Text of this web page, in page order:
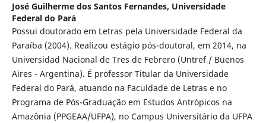
José Guilherme dos Santos Fernandes, Universidade
Federal do Pará
Possui doutorado em Letras pela Universidade Federal da
Paraíba (2004). Realizou estágio pós-doutoral, em 2014, na
Universidad Nacional de Tres de Febrero (Untref / Buenos
Aires - Argentina). É professor Titular da Universidade
Federal do Pará, atuando na Faculdade de Letras e no
Programa de Pós-Graduação em Estudos Antrópicos na
Amazônia (PPGEAA/UFPA), no Campus Universitário da UFPA